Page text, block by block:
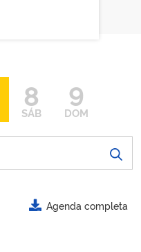
8
SÁB
9
DOM
Agenda completa